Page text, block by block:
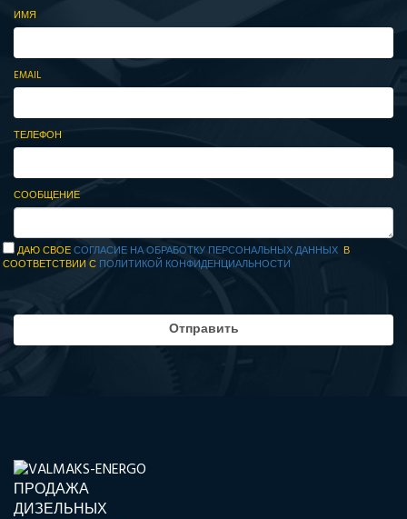
ИМЯ
EMAIL
ТЕЛЕФОН
СООБЩЕНИЕ
ДАЮ СВОЕСОГЛАСИЕ НА ОБРАБОТКУ ПЕРСОНАЛЬНЫХ ДАННЫХ В
СООТВЕТСТВИИ С ПОЛИТИКОЙ КОНФИДЕНЦИАЛЬНОСТИ